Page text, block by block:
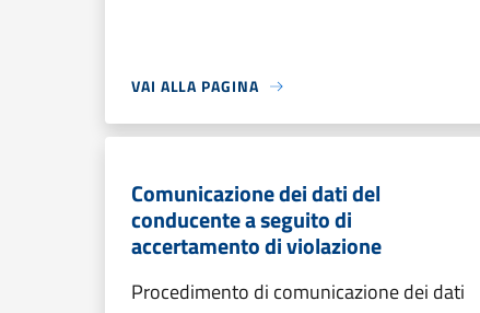
VAI ALLA PAGINA
Comunicazione dei dati del
conducente a seguito di
accertamento di violazione
Procedimento di comunicazione dei dati